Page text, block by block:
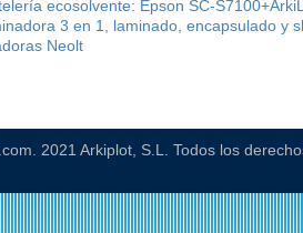
ecosolvente: Epson SC-
3 en 1, laminado, encapsulado y
Neolt
2021 Arkiplot, S.L. Todos los